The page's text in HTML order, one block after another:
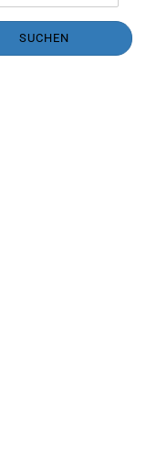
SUCHEN